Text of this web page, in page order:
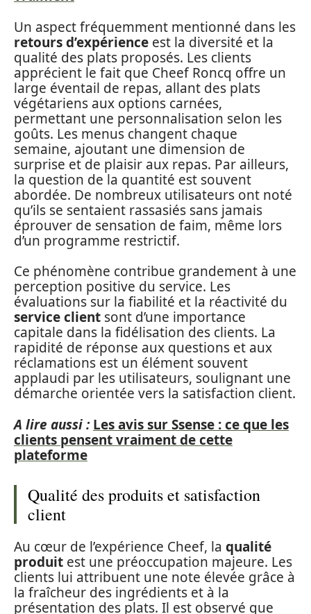
Un aspect fréquemment mentionné dans les
retours d’expérience est la diversité et la
qualité des plats proposés. Les clients
apprécient le fait que Cheef Roncq offre un
large éventail de repas, allant des plats
végétariens aux options carnées,
permettant une personnalisation selon les
goûts. Les menus changent chaque
semaine, ajoutant une dimension de
surprise et de plaisir aux repas. Par ailleurs,
la question de la quantité est souvent
abordée. De nombreux utilisateurs ont noté
qu’ils se sentaient rassasiés sans jamais
éprouver de sensation de faim, même lors
d’un programme restrictif.
Ce phénomène contribue grandement à une
perception positive du service. Les
évaluations sur la fiabilité et la réactivité du
service client sont d’une importance
capitale dans la fidélisation des clients. La
rapidité de réponse aux questions et aux
réclamations est un élément souvent
applaudi par les utilisateurs, soulignant une
démarche orientée vers la satisfaction client.
A lire aussi : Les avis sur Ssense : ce que les
clients pensent vraiment de cette
plateforme
Qualité des produits et satisfaction
client
Au cœur de l’expérience Cheef, la qualité
produit est une préoccupation majeure. Les
clients lui attribuent une note élevée grâce à
la fraîcheur des ingrédients et à la
présentation des plats. Il est observé que